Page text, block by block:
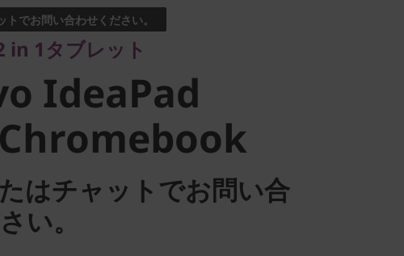
IdeaPad
トでお問い合わせください。
in 1タブレット
IdeaPad
はチャットでお問い合
い。